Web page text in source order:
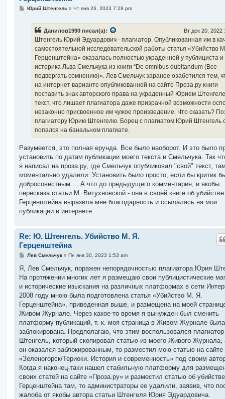
СЮрий Штенгель» Чт янв 26, 2023 7:28 pm
Данилов1990 писал(а): Вт дек 20, 2022
Штенгель Юрий Эдуардович - плагиатор. Опубликованная им в
самостоятельной исследовательской работы статья «Убийство
Герценштейна» оказалась полностью украденной у публициста и
историка Льва Смельчука из книги “De omnibus dubitandum (Все
подвергать сомнению)». Лев Смельчук заранее озаботился тем,
на интернет варианте опубликованной на сайте Проза.ру книги
поставить знак авторского права на украденный Юрием
текст, что лишает плагиатора даже призрачной возможности
незаконно присвоенное им чужое произведение. Что сказать?
плагиатору Юрию Штенгелю. Борец с плагиатом Юрий Штенгель
попался на банальном плагиате.
Разумеется, это полная ерунда. Все было наоборот. И это было
установить по датам публикации моего текста и Смельчука. Так
я написал на проза.ру, где Смельчук опубликовал "свой" текст,
моментально удалили. Установить было просто, если бы критик
добросовестным.... А что до предыдущего комментария, и якобы
пересказа статьи М. Витухновской - она в своей книге об
Герценштейна выразила мне благодарность и ссылалась на мои
публикации в интернете.
Re: Ю. Штенгель. Убийство М. Я.
Герценштейна
С
б
щ
е
и
е
Лев Смельчук» Пн янв 30, 2023 1:53 am
Я, Лев Смельчук, поражен непорядочностью плагиатора Юрия
На протяжении многих лет я размещаю свои публицистические
и исторические изыскания на различных платформах в сети
2008 году мною была подготовлена статья «Убийство М. Я.
Герценштейна», приведенная выше, и размещена на моей
Живом Журнале. Через какое-то время я вынужден был сменить
платформу публикаций, т. к. моя страница в Живом Журнале была
заблокирована. Предполагаю, что этим воспользовался
Штенгель, который скопировал статью из моего Живого Журнала,
он оказался заблокированным, то разместил мою статью на сайте
«Зеленогорск/Териоки. История и современность» под своим
Когда я наконец-таки нашел стабильную платформу для
своих статей на сайте «Проза.ру» и разместил статью об убийстве
Герценштейна там, то администраторы ее удалили, заявив, что
жалоба от якобы автора статьи Штенгеля Юрия Эдуардовича.